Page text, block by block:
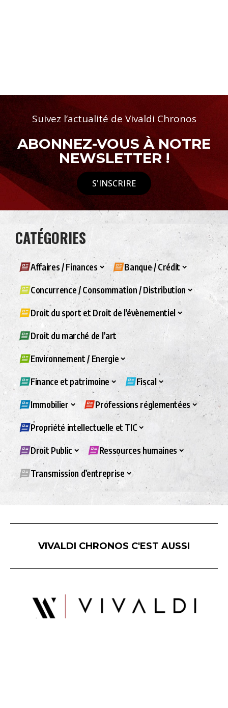
Suivez l’actualité de Vivaldi Chronos
ABONNEZ-VOUS À NOTRE
NEWSLETTER !
S'INSCRIRE
CATÉGORIES
Affaires / Finances Banque / Crédit
Concurrence / Consommation / Distribution
Droit du sport et Droit de l’évènementiel
Droit du marché de l’art
Environnement / Energie
Finance et patrimoine Fiscal
Immobilier Professions réglementées
Propriété intellectuelle et TIC
Droit Public Ressources humaines
Transmission d’entreprise
VIVALDI CHRONOS C'EST AUSSI